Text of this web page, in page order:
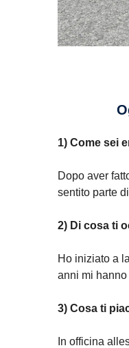
1) Come sei
Dopo aver
sentito parte
2) Di cosa ti
Ho iniziato a
anni mi
3) Cosa ti
In officina